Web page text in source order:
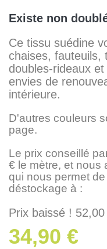
Existe non
Ce tissu suédine
chaises, fauteuils,
doubles-rideaux
envies de
intérieure.
D'autres couleurs
page.
Le prix conseillé
€ le mètre, et nous
qui nous permet
déstockage à :
Prix baissé !
34,90 €